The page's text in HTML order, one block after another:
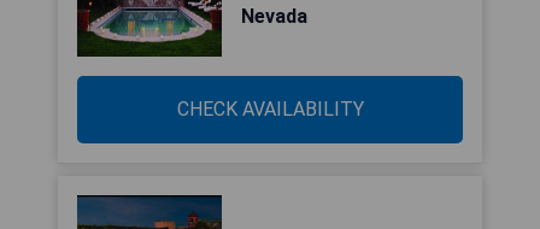
Nevada
CHECK AVAILABILITY